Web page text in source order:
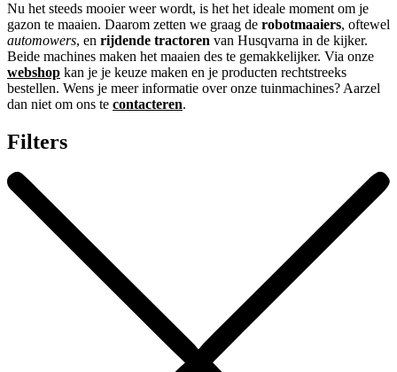
Nu het steeds mooier weer wordt, is het het ideale moment om je
gazon te maaien. Daarom zetten we graag de robotmaaiers, oftewel
automowers, en rijdende tractoren van Husqvarna in de kijker.
Beide machines maken het maaien des te gemakkelijker. Via onze
webshop kan je je keuze maken en je producten rechtstreeks
bestellen. Wens je meer informatie over onze tuinmachines? Aarzel
dan niet om ons te contacteren.
Filters